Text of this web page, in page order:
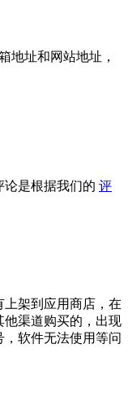
地址和网站地址，
论是根据我们的 评
架到应用商店，在
他渠道购买的，出现
软件无法使用等问